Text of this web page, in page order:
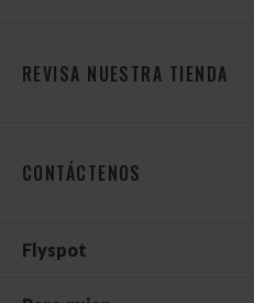
REVISA NUESTRA TIENDA
CONTÁCTENOS
Flyspot